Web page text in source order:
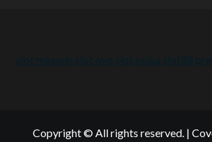
slot maxwin slot ovo slot pulsa slot88
Copyright © All rights reserved. |